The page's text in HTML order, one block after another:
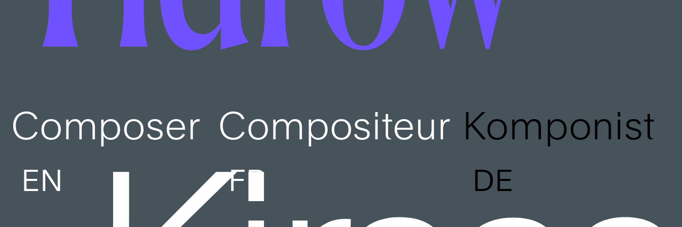
Composer
EN
Compositeur
FR
Komponist
DE